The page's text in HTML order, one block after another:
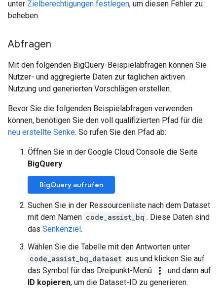
unter Zielberechtigungen festlegen, um diesen Fehler zu
beheben.
Abfragen
Mit den folgenden BigQuery-Beispielabfragen können Sie
Nutzer- und aggregierte Daten zur täglichen aktiven
Nutzung und generierten Vorschlägen erstellen.
Bevor Sie die folgenden Beispielabfragen verwenden
können, benötigen Sie den voll qualifizierten Pfad für die
neu erstellte Senke. So rufen Sie den Pfad ab:
Öffnen Sie in der Google Cloud Console die Seite
BigQuery.
BigQuery aufrufen
Suchen Sie in der Ressourcenliste nach dem Dataset
mit dem Namen code_assist_bq . Diese Daten sind
das Senkenziel.
Wählen Sie die Tabelle mit den Antworten unter
code_assist_bq_dataset aus und klicken Sie auf
das Symbol für das Dreipunkt-Menü
more_vert
und dann auf
ID kopieren, um die Dataset-ID zu generieren.